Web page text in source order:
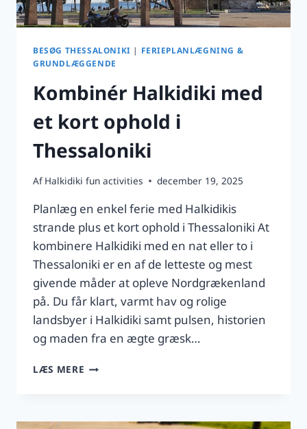
BESØG THESSALONIKI | FERIEPLANLÆGNING &
GRUNDLÆGGENDE
Kombinér Halkidiki med
et kort ophold i
Thessaloniki
Af Halkidiki fun activities december 19, 2025
Planlæg en enkel ferie med Halkidikis
strande plus et kort ophold i Thessaloniki At
kombinere Halkidiki med en nat eller to i
Thessaloniki er en af de letteste og mest
givende måder at opleve Nordgrækenland
på. Du får klart, varmt hav og rolige
landsbyer i Halkidiki samt pulsen, historien
og maden fra en ægte græsk…
LÆS MERE KOMBINÉR
KORT